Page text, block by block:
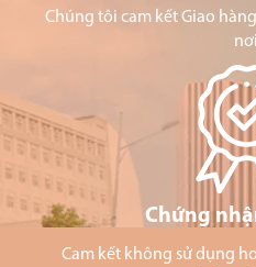
Chúng tôi cam kết Giao
nơi
Chứng
Cam kết không sử dụng